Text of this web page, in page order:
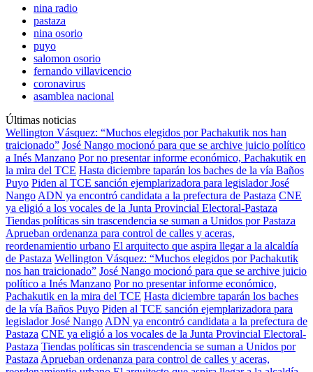
nina radio
pastaza
nina osorio
puyo
salomon osorio
fernando villavicencio
coronavirus
asamblea nacional
Últimas noticias
Wellington Vásquez: “Muchos elegidos por Pachakutik nos han
traicionado” José Nango mocionó para que se archive juicio político
a Inés Manzano Por no presentar informe económico, Pachakutik en
la mira del TCE Hasta diciembre taparán los baches de la vía Baños
Puyo Piden al TCE sanción ejemplarizadora para legislador José
Nango ADN ya encontró candidata a la prefectura de Pastaza CNE
ya eligió a los vocales de la Junta Provincial Electoral-Pastaza
Tiendas políticas sin trascendencia se suman a Unidos por Pastaza
Aprueban ordenanza para control de calles y aceras,
reordenamientio urbano El arquitecto que aspira llegar a la alcaldía
de Pastaza Wellington Vásquez: “Muchos elegidos por Pachakutik
nos han traicionado” José Nango mocionó para que se archive juicio
político a Inés Manzano Por no presentar informe económico,
Pachakutik en la mira del TCE Hasta diciembre taparán los baches
de la vía Baños Puyo Piden al TCE sanción ejemplarizadora para
legislador José Nango ADN ya encontró candidata a la prefectura de
Pastaza CNE ya eligió a los vocales de la Junta Provincial Electoral-
Pastaza Tiendas políticas sin trascendencia se suman a Unidos por
Pastaza Aprueban ordenanza para control de calles y aceras,